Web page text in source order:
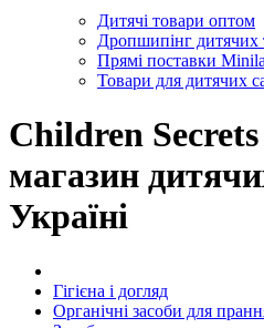
Дитячі товари оптом
Дропшипінг дитячих
Прямі поставки
Товари для дитячих
Children
магазин
Україні
Гігієна і догляд
Органічні засоби для